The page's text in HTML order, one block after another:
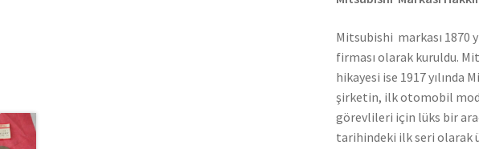
Mitsubishi markası 1870
firması olarak kuruldu.
hikayesi ise 1917 yılında
şirketin, ilk otomobil
görevlileri için lüks bir
tarihindeki ilk seri olarak